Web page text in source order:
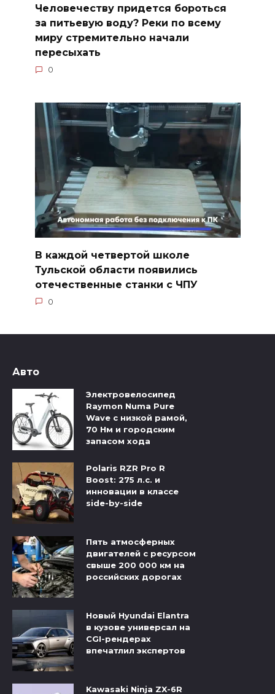
Человечеству придется бороться
за питьевую воду? Реки по всему
миру стремительно начали
пересыхать
0
В каждой четвертой школе
Тульской области появились
отечественные станки с ЧПУ
0
Авто
Электровелосипед
Raymon Numa Pure
Wave с низкой рамой,
70 Нм и городским
запасом хода
Polaris RZR Pro R
Boost: 275 л.с. и
инновации в классе
side-by-side
Пять атмосферных
двигателей с ресурсом
свыше 200 000 км на
российских дорогах
Новый Hyundai Elantra
в кузове универсал на
CGI-рендерах
впечатлил экспертов
Kawasaki Ninja ZX-6R